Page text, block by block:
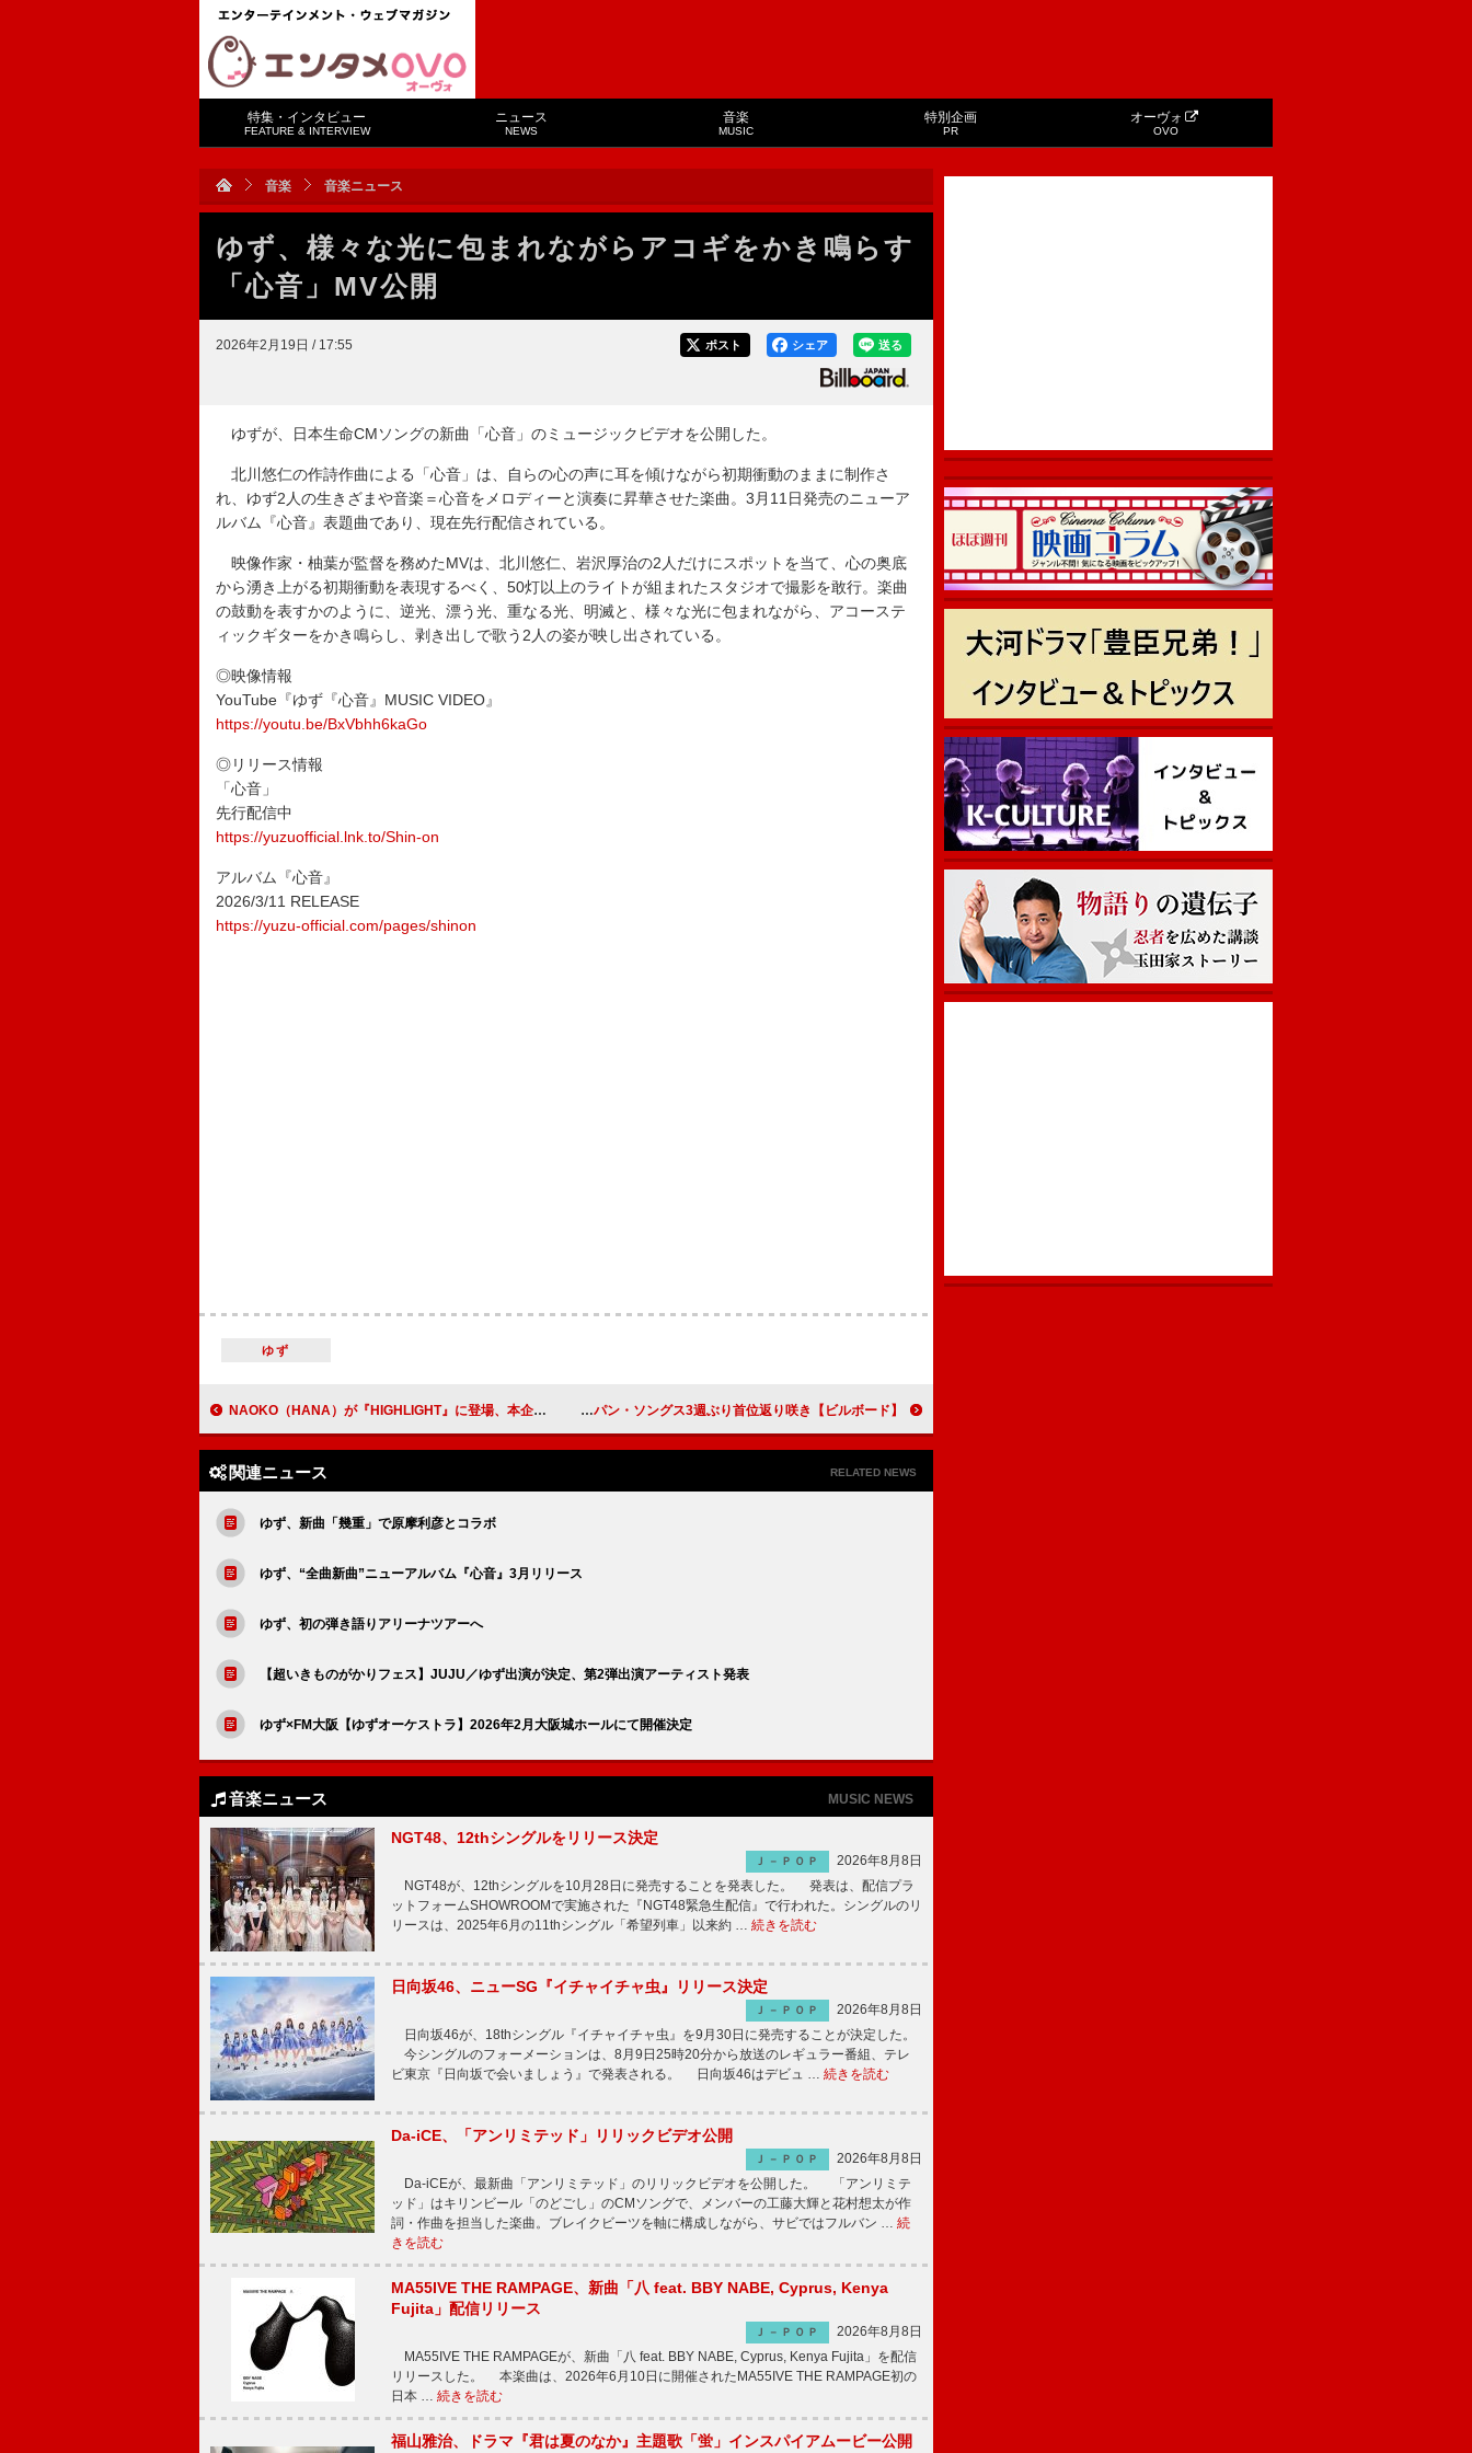
特集・インタビュー
FEATURE & INTERVIEW
ニュース
NEWS
音楽
MUSIC
特別企画
PR
オーヴォ
OVO
音楽 音楽ニュース
ゆず、様々な光に包まれながらアコギをかき鳴らす
「心音」MV公開
2026年2月19日 / 17:55 送る
シェア
ポスト
ゆずが、日本生命CMソングの新曲「心音」のミュージックビデオを公開した。
北川悠仁の作詩作曲による「心音」は、自らの心の声に耳を傾けながら初期衝動のままに制作さ
れ、ゆず2人の生きざまや音楽＝心音をメロディーと演奏に昇華させた楽曲。3月11日発売のニューア
ルバム『心音』表題曲であり、現在先行配信されている。
映像作家・柚葉が監督を務めたMVは、北川悠仁、岩沢厚治の2人だけにスポットを当て、心の奥底
から湧き上がる初期衝動を表現するべく、50灯以上のライトが組まれたスタジオで撮影を敢行。楽曲
の鼓動を表すかのように、逆光、漂う光、重なる光、明滅と、様々な光に包まれながら、アコーステ
ィックギターをかき鳴らし、剥き出しで歌う2人の姿が映し出されている。
◎映像情報
YouTube『ゆず『心音』MUSIC VIDEO』
https://youtu.be/BxVbhh6kaGo
◎リリース情報
「心音」
先行配信中
https://yuzuofficial.lnk.to/Shin-on
アルバム『心音』
2026/3/11 RELEASE
https://yuzu-official.com/pages/shinon
ゆず
NAOKO（HANA）が『HIGHLIGHT』に登場、本企画のために制作されたダンストラックでパフォーマンス 【ビルボード】米津玄師「IRIS OUT」グローバル・ジャパン・ソングス3週ぶり首位返り咲き
関連ニュース RELATED NEWS
ゆず、新曲「幾重」で原摩利彦とコラボ
ゆず、“全曲新曲”ニューアルバム『心音』3月リリース
ゆず、初の弾き語りアリーナツアーへ
【超いきものがかりフェス】JUJU／ゆず出演が決定、第2弾出演アーティスト発表
ゆず×FM大阪【ゆずオーケストラ】2026年2月大阪城ホールにて開催決定
音楽ニュース MUSIC NEWS
NGT48、12thシングルをリリース決定
Ｊ－ＰＯＰ
2026年8月8日
NGT48が、12thシングルを10月28日に発売することを発表した。 発表は、配信プラ
ットフォームSHOWROOMで実施された『NGT48緊急生配信』で行われた。シングルのリ
リースは、2025年6月の11thシングル「希望列車」以来約 … 続きを読む
日向坂46、ニューSG『イチャイチャ虫』リリース決定
Ｊ－ＰＯＰ
2026年8月8日
日向坂46が、18thシングル『イチャイチャ虫』を9月30日に発売することが決定した。
今シングルのフォーメーションは、8月9日25時20分から放送のレギュラー番組、テレ
ビ東京『日向坂で会いましょう』で発表される。 日向坂46はデビュ … 続きを読む
Da-iCE、「アンリミテッド」リリックビデオ公開
Ｊ－ＰＯＰ
2026年8月8日
Da-iCEが、最新曲「アンリミテッド」のリリックビデオを公開した。 「アンリミテ
ッド」はキリンビール「のどごし」のCMソングで、メンバーの工藤大輝と花村想太が作
詞・作曲を担当した楽曲。ブレイクビーツを軸に構成しながら、サビではフルバン … 続
きを読む
MA55IVE THE RAMPAGE、新曲「八 feat. BBY NABE, Cyprus, Kenya
Fujita」配信リリース
Ｊ－ＰＯＰ
2026年8月8日
MA55IVE THE RAMPAGEが、新曲「八 feat. BBY NABE, Cyprus, Kenya Fujita」を配信
リリースした。 本楽曲は、2026年6月10日に開催されたMA55IVE THE RAMPAGE初の
日本 … 続きを読む
福山雅治、ドラマ『君は夏のなか』主題歌「蛍」インスパイアムービー公開